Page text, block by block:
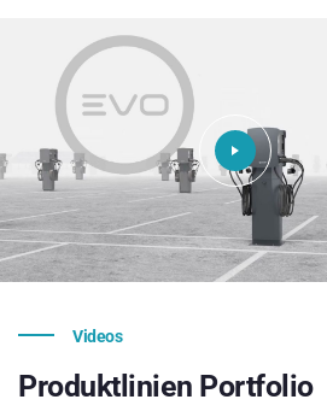
Videos
Produktlinien Portfolio